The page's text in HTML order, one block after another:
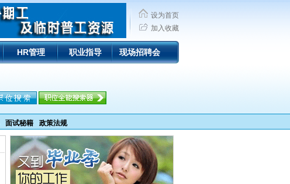
设为首页
加入收藏
HR管理 职业指导 现场招聘会
面试秘籍 政策法规